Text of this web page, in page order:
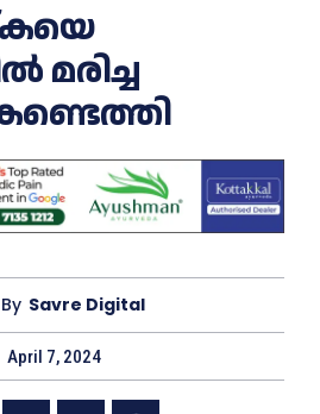
മരിച്ച
By Savre Digital
April 7, 2024